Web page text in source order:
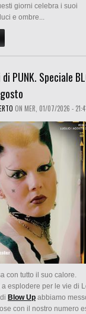
giorni celebra i suoi
e ombre...
PUNK. Speciale
ON MER, 01/07/2026 -
con tutto il suo calore.
a esplodere per le vie di
Blow Up abbiamo
con il nostro numero